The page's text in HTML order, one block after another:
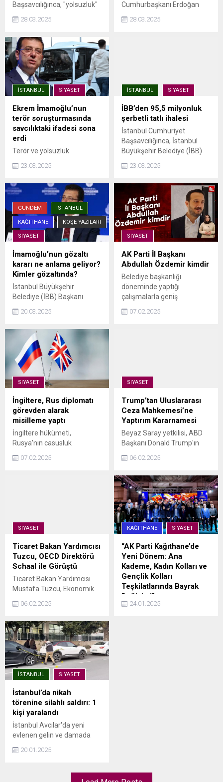
Başsavcılığınca, "yolsuzluk"
tutuklanmasının ardından
Belediye (İBB) Başkanlığı
görevinden uzaklaştırılan
Ekrem İmamoğlu, İBB Genel
Sekreter Yardımcısı Mahir
Polat, Şişli Belediye ...
28.03.2025
Cumhurbaşkanı Erdoğan
Özel'e yönelik "Öyle büyük
talep ediyor" açıklamasında
bulundu ...
28.03.2025
İSTANBUL SIYASET
Ekrem İmamoğlu’nun
terör soruşturmasında
savcılıktaki ifadesi sona
erdi
Terör ve yolsuzluk
alınan İBB Başkanı Ekrem
adliyeye sevk edildi.
İmamoğlu terör
soruşturmasında savcıya
ifade verdi. İmamoğlu'nun
ifade işlemi 1 saat sürerken,
yolsuzluk soruşturmasında
da ifade ...
23.03.2025
İSTANBUL SIYASET
İBB’den 95,5 milyonluk
şerbetli tatlı ihalesi
İstanbul Cumhuriyet
Başsavcılığınca, İstanbul
Büyükşehir Belediye (İBB)
ve 99 şüpheli hakkında "suç
"suç örgütüne üye olmak",
"irtikap", "rüşvet", "nitelikli
dolandırıcılık", "kişisel verileri
hukuka ...
23.03.2025
GÜNDEM İSTANBUL
KAĞITHANE KÖŞE YAZILARI
SIYASET
İmamoğlu’nun gözaltı
kararı ne anlama geliyor?
Kimler gözaltında?
İstanbul Büyükşehir
Belediye (İBB) Başkanı
Ekrem İmamoğlu, 19 Mart
2025 tarihinde sabah
gerçekleştirilen arama
sonrasında gözaltına alındı.
İstanbul Cumhuriyet
Başsavcılığı tarafından
yürütülen soruşturma
kapsamında, İmamoğlu ile ...
20.03.2025
SIYASET
AK Parti İl Başkanı
Abdullah Özdemir kimdir
Belediye başkanlığı
döneminde yaptığı
çalışmalarla geniş
kesimlerden büyük takdir
toplayan Abdullah Özdemir,
07.02.2025
SIYASET
İngiltere, Rus diplomatı
görevden alarak
misilleme yaptı
İngiltere hükümeti,
Rusya'nın casusluk
İngiliz diplomatı hudut dışı
07.02.2025
SIYASET
Trump’tan Uluslararası
Ceza Mahkemesi’ne
Yaptırım Kararnamesi
Beyaz Saray yetkilisi, ABD
Başkanı Donald Trump'ın
müttefiklerini maksat alan
Mahkemesi'ne (UCM)
yaptırım uygulanmasını
öngören bir kararname
imzalayacağını iddia etti.
ABD Başkanı Donald
Trump'ın Uluslararası Ceza
...
06.02.2025
SIYASET
Ticaret Bakan Yardımcısı
Tuzcu, OECD Direktörü
Schaal ile Görüştü
Ticaret Bakan Yardımcısı
Mustafa Tuzcu, Ekonomik
İşbirliği ve Kalkınma Örgütü
(OECD) Global Münasebetler
ile çeşitli hususlarda fikir
alışverişinde bulundu.
Ticaret Bakanlığının
toplumsal medyadan
hesabından yapılan
paylaşımda ...
06.02.2025
KAĞITHANE SIYASET
“AK Parti Kağıthane’de
Yeni Dönem: Ana
Kademe, Kadın Kolları ve
Gençlik Kolları
Teşkilatlarında Bayrak
Değişimi”
AK Parti Kağıthane İlçe
24.01.2025
İSTANBUL SIYASET
İstanbul’da nikah
törenine silahlı saldırı: 1
kişi yaralandı
İstanbul Avcılar'da yeni
evlenen gelin ve damada
Edinilen bilgilere göre,
ve davetlilere nikah
20.01.2025